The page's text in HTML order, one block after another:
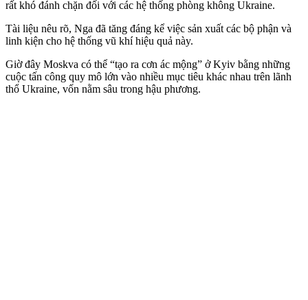
rất khó đánh chặn đối với các hệ thống phòng không Ukraine.
Tài liệu nêu rõ, Nga đã tăng đáng kể việc sản xuất các bộ phận và
linh kiện cho hệ thống vũ khí hiệu quả này.
Giờ đây Moskva có thể “tạo ra cơn ác mộng” ở Kyiv bằng những
cuộc tấn công quy mô lớn vào nhiều mục tiêu khác nhau trên lãnh
thổ Ukraine, vốn nằm sâu trong hậu phương.